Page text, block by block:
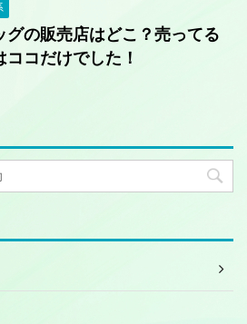
グの販売店はどこ？売ってる
ココだけでした！